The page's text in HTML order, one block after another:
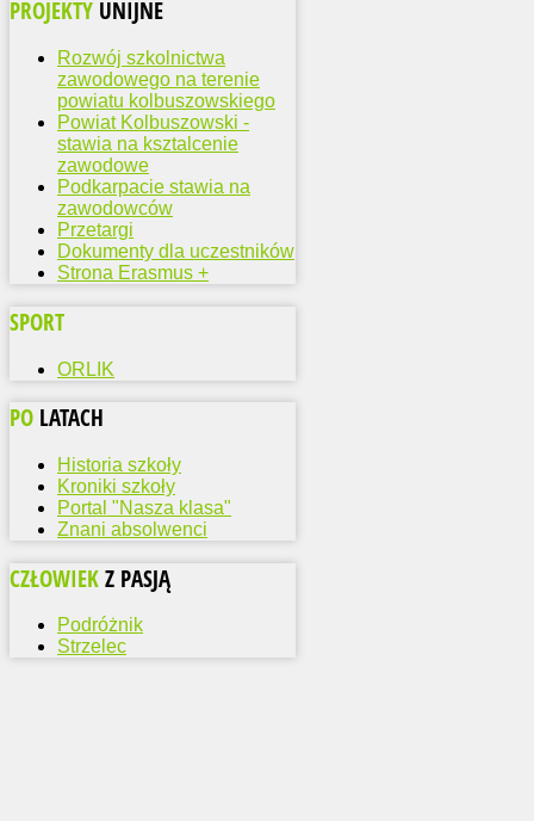
PROJEKTY UNIJNE
Rozwój szkolnictwa
zawodowego na terenie
powiatu kolbuszowskiego
Powiat Kolbuszowski -
stawia na ksztalcenie
zawodowe
Podkarpacie stawia na
zawodowców
Przetargi
Dokumenty dla uczestników
Strona Erasmus +
SPORT
ORLIK
PO LATACH
Historia szkoły
Kroniki szkoły
Portal "Nasza klasa"
Znani absolwenci
CZŁOWIEK Z PASJĄ
Podróżnik
Strzelec